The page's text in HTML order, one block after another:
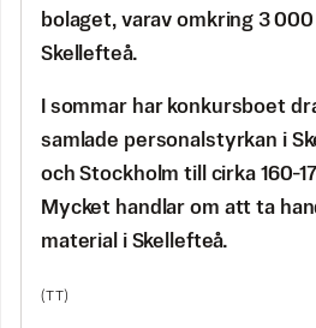
bolaget, varav omkring 3
Skellefteå.
I sommar har konkursboet
samlade personalstyrkan i
och Stockholm till cirka 160-
Mycket handlar om att ta
material i Skellefteå.
(TT)